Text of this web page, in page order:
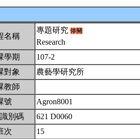
名稱
專題研究
Research
學期
107-2
對象
農藝學研究所
教師
號
Agron8001
別碼
621 D0060
次
15